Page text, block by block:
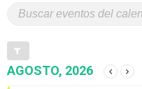
AGOSTO, 2026